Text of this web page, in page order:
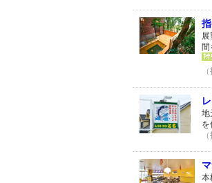
間
地
を
本